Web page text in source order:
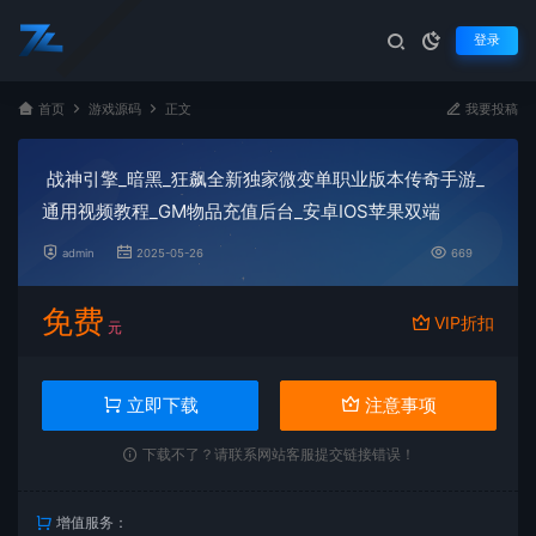
登录
首页 游戏源码 正文 我要投稿
战神引擎_暗黑_狂飙全新独家微变单职业版本传奇手游_
通用视频教程_GM物品充值后台_安卓IOS苹果双端
admin 2025-05-26 669
免费 元 VIP折扣
立即下载 注意事项
下载不了？请联系网站客服提交链接错误！
增值服务：